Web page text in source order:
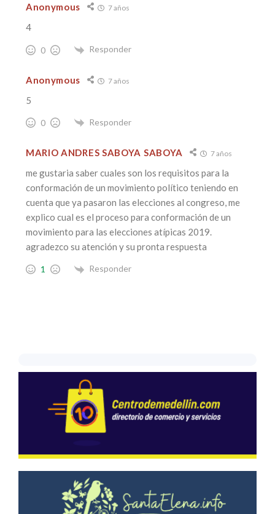
Anonymous 7 años
4
0 Responder
Anonymous 7 años
5
0 Responder
MARIO ANDRES SABOYA SABOYA 7 años
me gustaria saber cuales son los requisitos para la
conformación de un movimiento político teniendo en
cuenta que ya pasaron las elecciones al congreso, me
explico cual es el proceso para conformación de un
movimiento para las elecciones atípicas 2019.
agradezco su atención y su pronta respuesta
1 Responder